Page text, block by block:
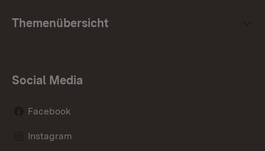
Themenübersicht
Social Media
Facebook
Instagram